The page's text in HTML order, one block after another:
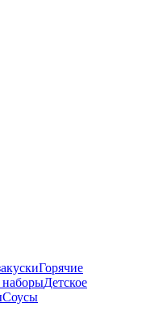
Горячие
Детское
Соусы